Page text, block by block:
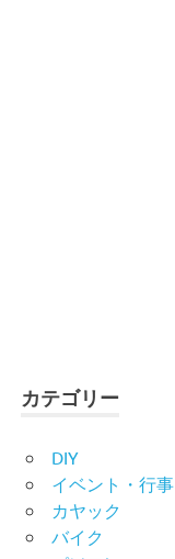
カテゴリー
DIY
イベント・行事
カヤック
バイク